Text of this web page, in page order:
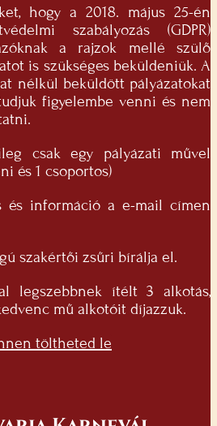
hogy a 2018. május 25-én
szabályozás (GDPR)
a rajzok mellé szülő
is szükséges beküldeniük. A
nélkül beküldött pályázatokat
figyelembe venni és nem
csak egy pályázati művel
és 1 csoportos)
és információ a e-mail címen
szakértői zsűri bírálja el.
legszebbnek ítélt 3 alkotás,
mű alkotóit díjazzuk.
töltheted le